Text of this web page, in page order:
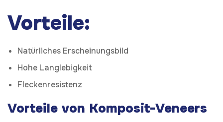
Vorteile:
Natürliches Erscheinungsbild
Hohe Langlebigkeit
Fleckenresistenz
Vorteile von Komposit-Veneers